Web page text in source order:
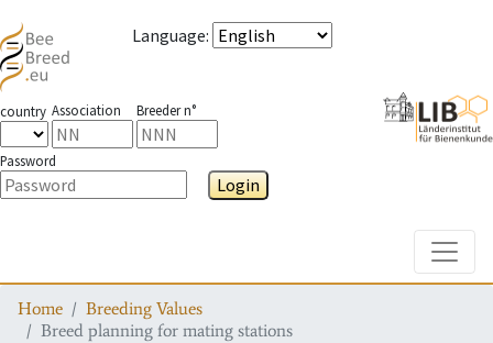
Language:
country Association Breeder n°
Password
Login
Home
Breeding Values
Breed planning for mating stations